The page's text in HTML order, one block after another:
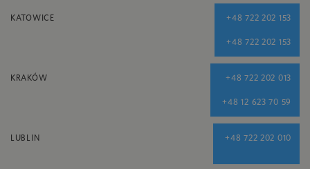
KATOWICE +48 722 202 153
+48 722 202 153
KRAKÓW +48 722 202 013
+48 12 623 70 59
LUBLIN +48 722 202 010